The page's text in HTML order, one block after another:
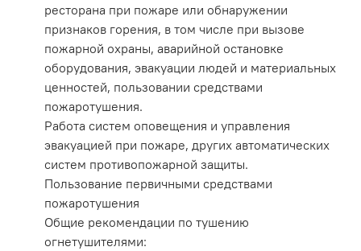
ресторана при пожаре или обнаружении
признаков горения, в том числе при вызове
пожарной охраны, аварийной остановке
оборудования, эвакуации людей и материальных
ценностей, пользовании средствами
пожаротушения.
Работа систем оповещения и управления
эвакуацией при пожаре, других автоматических
систем противопожарной защиты.
Пользование первичными средствами
пожаротушения
Общие рекомендации по тушению
огнетушителями: